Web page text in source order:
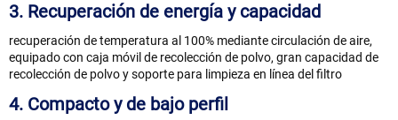
3. Recuperación de energía y capacidad
recuperación de temperatura al 100% mediante circulación de aire,
equipado con caja móvil de recolección de polvo, gran capacidad de
recolección de polvo y soporte para limpieza en línea del filtro
4. Compacto y de bajo perfil